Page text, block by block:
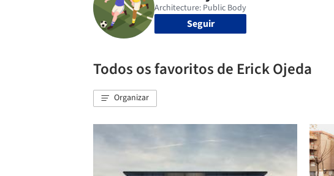
Seguir
Todos os favoritos de Erick Ojeda
Organizar